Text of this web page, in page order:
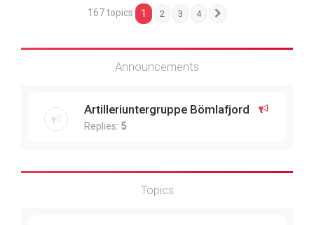
167 topics 1 2 3 4
Announcements
Artilleriuntergruppe Bömlafjord
Replies: 5
Topics